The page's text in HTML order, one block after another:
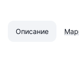
Описание